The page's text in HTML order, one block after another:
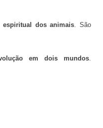
espiritual dos animais . São
em dois mundos